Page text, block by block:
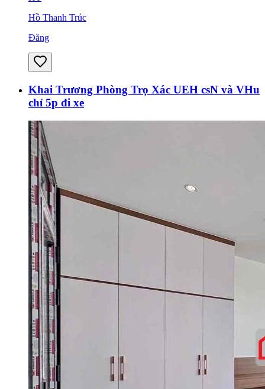
Hồ Thanh Trúc
Đăng
Khai Trương Phòng Trọ Xác UEH csN và VHu
chỉ 5p đi xe